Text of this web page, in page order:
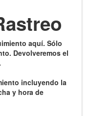
aquí. Sólo
Devolveremos el
incluyendo la
y hora de